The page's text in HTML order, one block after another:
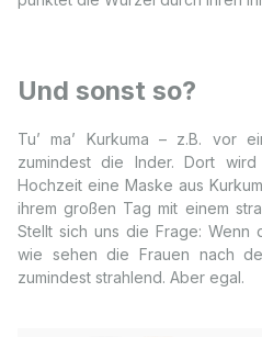
Und sonst so?
Tu’ ma’ Kurkuma – z.B. vor
zumindest die Inder. Dort
Hochzeit eine Maske aus
ihrem großen Tag mit einem
Stellt sich uns die Frage: Wenn
wie sehen die Frauen nach
zumindest strahlend. Aber egal.